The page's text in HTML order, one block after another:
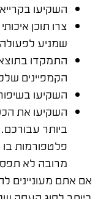
השקיעו
צרו תוכן
שמניע
התמקדו
הקמפיינים
השקיעו
השקיעו את
פלטפורמות
מרובה לא
אם אתם מעוניינים